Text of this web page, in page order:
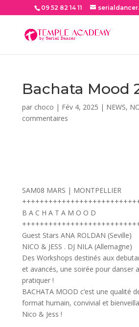
09 52 82 14 11
Bachata Mood
par choco | Fév 4, 2025 | NEWS,
commentaires
SAM08 MARS | MONTPELLIER
B A C H A T A M O O D
Guest Stars ANA ROLDAN (Seville)
NICO & JESS . DJ NILA (Allemagne)
Des Workshops destinés aux
et avancés, une soirée pour danser
pratiquer !
BACHATA MOOD c’est une qualité
format humain, convivial et
Nico & Jess !